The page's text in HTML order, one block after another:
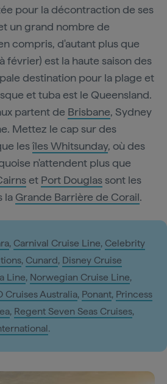
pour la décontraction de ses
un grand nombre de
compris, d'autant plus que
février) est la haute saison des
destination pour la plage et
et tuba est le Queensland.
partent de Brisbane, Sydney
Mettez le cap sur des
lesîles Whitsunday, où des
n'attendent plus que
et Port Douglassont les
la Grande Barrière de Corail.
, Carnival Cruise Line, Celebrity
, Cunard, Disney Cruise
Line, Norwegian Cruise Line,
Cruises Australia, Ponant, Princess
, Regent Seven Seas Cruises,
.